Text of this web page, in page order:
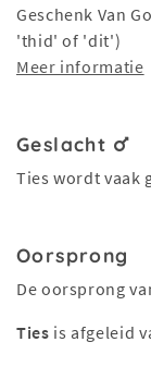
Geschenk Van
'thid' of 'dit')
Meer informatie
Geslacht
Ties wordt vaak
Oorsprong
De oorsprong
Ties is afgeleid